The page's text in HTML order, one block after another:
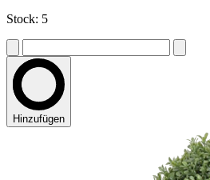
Stock: 5
Hinzufügen